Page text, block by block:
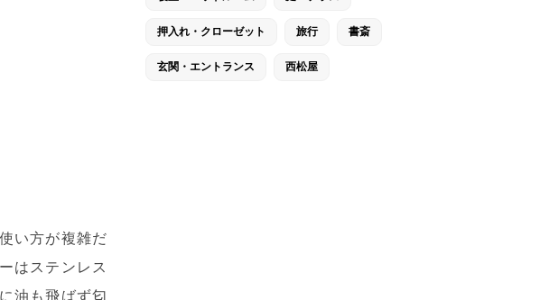
い方が複雑だ
はステンレス
油も飛ばず匂
押入れ・クローゼット 旅行 書斎
玄関・エントランス 西松屋